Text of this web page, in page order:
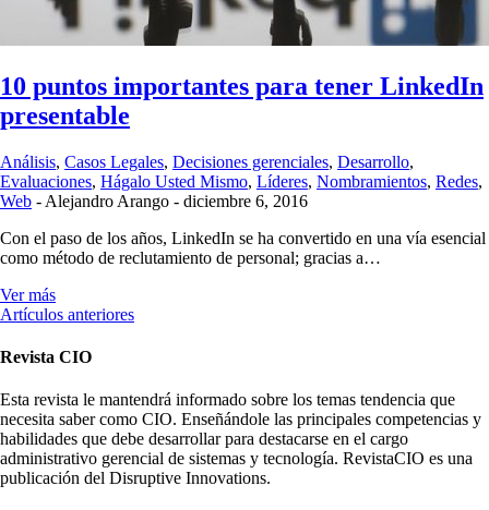
10 puntos importantes para tener LinkedIn
presentable
Análisis, Casos Legales, Decisiones gerenciales, Desarrollo,
Evaluaciones, Hágalo Usted Mismo, Líderes, Nombramientos, Redes,
Web - Alejandro Arango - diciembre 6, 2016
Con el paso de los años, LinkedIn se ha convertido en una vía esencial
como método de reclutamiento de personal; gracias a…
Ver más
Artículos anteriores
Revista CIO
Esta revista le mantendrá informado sobre los temas tendencia que
necesita saber como CIO. Enseñándole las principales competencias y
habilidades que debe desarrollar para destacarse en el cargo
administrativo gerencial de sistemas y tecnología. RevistaCIO es una
publicación del Disruptive Innovations.